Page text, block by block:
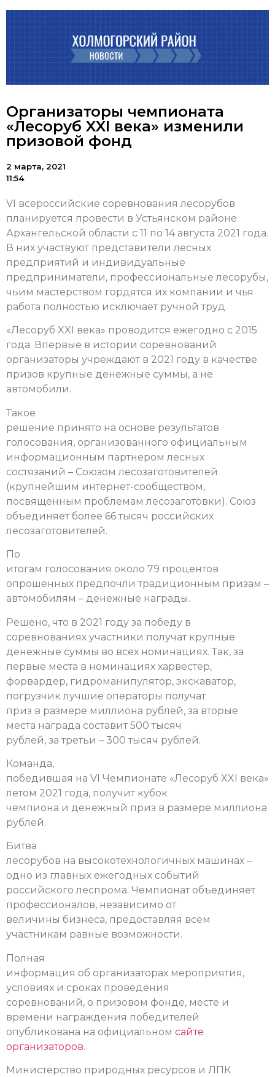
Организаторы чемпионата
«Лесоруб XXI века» изменили
призовой фонд
2 марта, 2021
11:54
VI всероссийские соревнования лесорубов
планируется провести в Устьянском районе
Архангельской области с 11 по 14 августа 2021 года.
В них участвуют представители лесных
предприятий и индивидуальные
предприниматели, профессиональные лесорубы,
чьим мастерством гордятся их компании и чья
работа полностью исключает ручной труд.
«Лесоруб XXI века» проводится ежегодно с 2015
года. Впервые в истории соревнований
организаторы учреждают в 2021 году в качестве
призов крупные денежные суммы, а не
автомобили.
Такое
решение принято на основе результатов
голосования, организованного официальным
информационным партнером лесных
состязаний – Союзом лесозаготовителей
(крупнейшим интернет-сообществом,
посвященным проблемам лесозаготовки). Союз
объединяет более 66 тысяч российских
лесозаготовителей.
По
итогам голосования около 79 процентов
опрошенных предпочли традиционным призам –
автомобилям – денежные награды.
Решено, что в 2021 году за победу в
соревнованиях участники получат крупные
денежные суммы во всех номинациях. Так, за
первые места в номинациях харвестер,
форвардер, гидроманипулятор, экскаватор,
погрузчик лучшие операторы получат
приз в размере миллиона рублей, за вторые
места награда составит 500 тысяч
рублей, за третьи – 300 тысяч рублей.
Команда,
победившая на VI Чемпионате «Лесоруб XXI века»
летом 2021 года, получит кубок
чемпиона и денежный приз в размере миллиона
рублей.
Битва
лесорубов на высокотехнологичных машинах –
одно из главных ежегодных событий
российского леспрома. Чемпионат объединяет
профессионалов, независимо от
величины бизнеса, предоставляя всем
участникам равные возможности.
Полная
информация об организаторах мероприятия,
условиях и сроках проведения
соревнований, о призовом фонде, месте и
времени награждения победителей
опубликована на официальном сайте
организаторов.
Министерство природных ресурсов и ЛПК